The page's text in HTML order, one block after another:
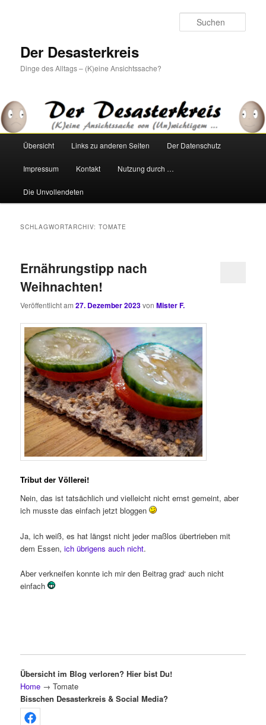
Der Desasterkreis
Dinge des Alltags – (K)eine Ansichtssache?
HauptmenüÜbersicht Links zu anderen Seiten Der Datenschutz
Impressum Kontakt Nutzung durch …
Die Unvollendeten
SCHLAGWORTARCHIV:TOMATE
Ernährungstipp nach
Weihnachten!
Veröffentlicht am27. Dezember 2023vonMister F.
Tribut der Völlerei!
Nein, das ist tatsächlich und vielleicht nicht ernst gemeint, aber
ich musste das einfach jetzt bloggen
Ja, ich weiß, es hat längst nicht jeder maßlos übertrieben mit
dem Essen,ich übrigens auch nicht.
Aber verkneifen konnte ich mir den Beitrag grad‘ auch nicht
einfach
Übersicht im Blog verloren? Hier bist Du!
Home → Tomate
Bisschen Desasterkreis & Social Media?